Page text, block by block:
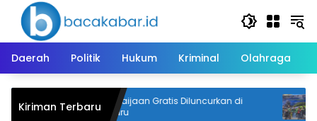
Langsung
konten
Daerah
Politik Hukum Kriminal Olahraga
Kiriman TerbaruTrans Saijaan Gratis Diluncurkan di
Kotabaru